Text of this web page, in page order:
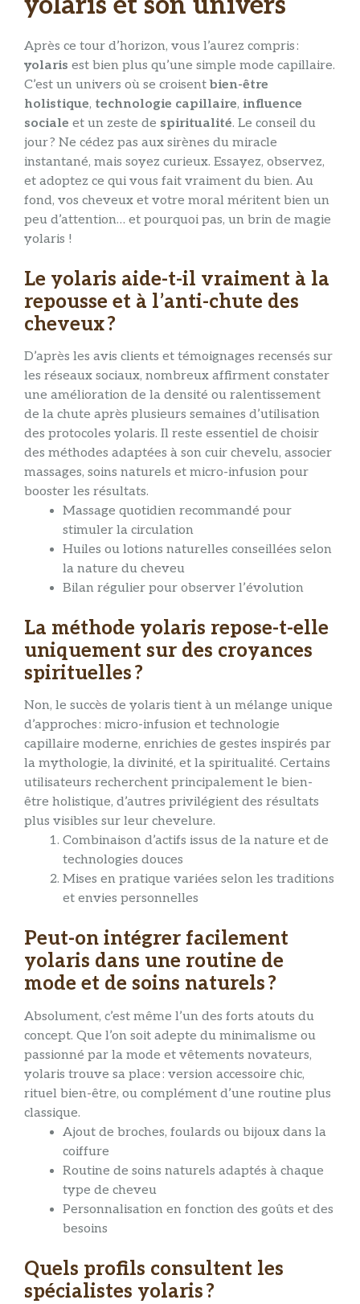
Après ce tour d’horizon, vous l’aurez compris :
yolaris est bien plus qu’une simple mode capillaire.
C’est un univers où se croisentbien-être
holistique, technologie capillaire, influence
sociale et un zeste de spiritualité. Le conseil du
jour ? Ne cédez pas aux sirènes du miracle
instantané, mais soyez curieux. Essayez, observez,
et adoptez ce qui vous fait vraiment du bien. Au
fond, vos cheveux et votre moral méritent bien un
peu d’attention… et pourquoi pas, un brin de magie
yolaris !
Le yolaris aide-t-il vraiment à la
repousse et à l’anti-chute des
cheveux ?
D’après les avis clients et témoignages recensés sur
les réseaux sociaux, nombreux affirment constater
une amélioration de la densité ou ralentissement
de la chute après plusieurs semaines d’utilisation
des protocoles yolaris. Il reste essentiel de choisir
des méthodes adaptées à son cuir chevelu, associer
massages, soins naturels et micro-infusion pour
booster les résultats.
Massage quotidien recommandé pour
stimuler la circulation
Huiles ou lotions naturelles conseillées selon
la nature du cheveu
Bilan régulier pour observer l’évolution
La méthode yolaris repose-t-elle
uniquement sur des croyances
spirituelles ?
Non, le succès de yolaris tient à un mélange unique
d’approches : micro-infusion et technologie
capillaire moderne, enrichies de gestes inspirés par
la mythologie, la divinité, et la spiritualité. Certains
utilisateurs recherchent principalement le bien-
être holistique, d’autres privilégient des résultats
plus visibles sur leur chevelure.
Combinaison d’actifs issus de la nature et de
technologies douces
Mises en pratique variées selon les traditions
et envies personnelles
Peut-on intégrer facilement
yolaris dans une routine de
mode et de soins naturels ?
Absolument, c’est même l’un des forts atouts du
concept. Que l’on soit adepte du minimalisme ou
passionné par la mode et vêtements novateurs,
yolaris trouve sa place : version accessoire chic,
rituel bien-être, ou complément d’une routine plus
classique.
Ajout de broches, foulards ou bijoux dans la
coiffure
Routine de soins naturels adaptés à chaque
type de cheveu
Personnalisation en fonction des goûts et des
besoins
Quels profils consultent les
spécialistes yolaris ?